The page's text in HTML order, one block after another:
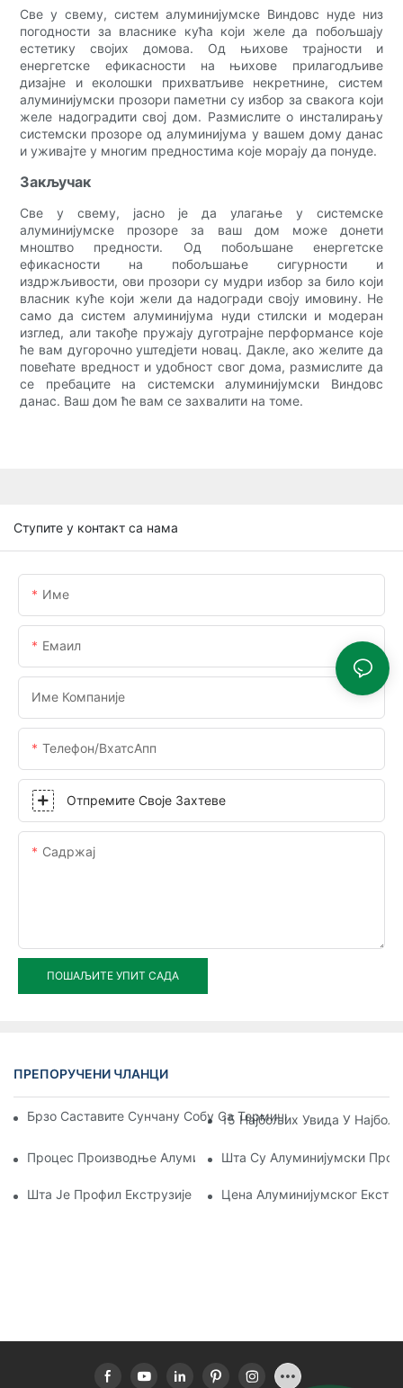
Све у свему, систем алуминијумске Виндовс нуде низ
погодности за власнике кућа који желе да побољшају
естетику својих домова. Од њихове трајности и
енергетске ефикасности на њихове прилагодљиве
дизајне и еколошки прихватљиве некретнине, систем
алуминијумски прозори паметни су избор за свакога који
желе надоградити свој дом. Размислите о инсталирању
системски прозоре од алуминијума у ​​вашем дому данас
и уживајте у многим предностима које морају да понуде.
Закључак
Све у свему, јасно је да улагање у системске
алуминијумске прозоре за ваш дом може донети
мноштво предности. Од побољшане енергетске
ефикасности на побољшање сигурности и
издржљивости, ови прозори су мудри избор за било који
власник куће који жели да надогради своју имовину. Не
само да систем алуминијума нуди стилски и модеран
изглед, али такође пружају дуготрајне перформансе које
ће вам дугорочно уштедјети новац. Дакле, ако желите да
повећате вредност и удобност свог дома, размислите да
се пребаците на системски алуминијумски Виндовс
данас. Ваш дом ће вам се захвалити на томе.
Ступите у контакт са нама
Име
Емаил
Име Компаније
Телефон/ВхатсАпп
Отпремите Своје Захтеве
Садржај
ПОШАЉИТЕ УПИТ САДА
ПРЕПОРУЧЕНИ ЧЛАНЦИ
Брзо Саставите Сунчану Собу Са Термичким Прекидом Од
15 Најбољих Увида У
Процес Производње Алуминијумског Екструзионог
Шта Су Алуминијумски
Шта Је Профил Екструзије АлуминијумаЦена Алуминијумског